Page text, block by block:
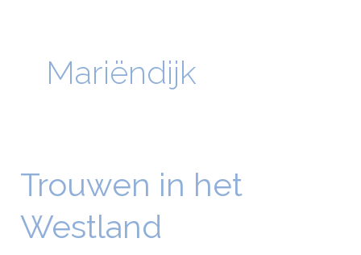
Mariëndijk
Trouwen in het
Westland
Trouwen
het